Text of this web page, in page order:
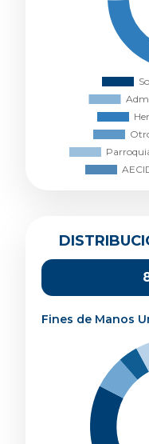
Fines de Manos
Distribución
Proyectos de
Promoción y
Administración y